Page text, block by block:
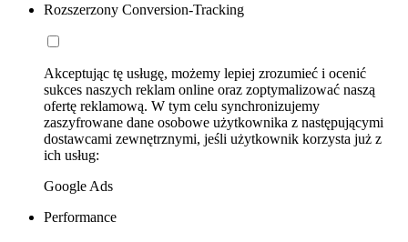
Rozszerzony Conversion-Tracking
Akceptując tę usługę, możemy lepiej zrozumieć i ocenić
sukces naszych reklam online oraz zoptymalizować naszą
ofertę reklamową. W tym celu synchronizujemy
zaszyfrowane dane osobowe użytkownika z następującymi
dostawcami zewnętrznymi, jeśli użytkownik korzysta już z
ich usług:
Google Ads
Performance